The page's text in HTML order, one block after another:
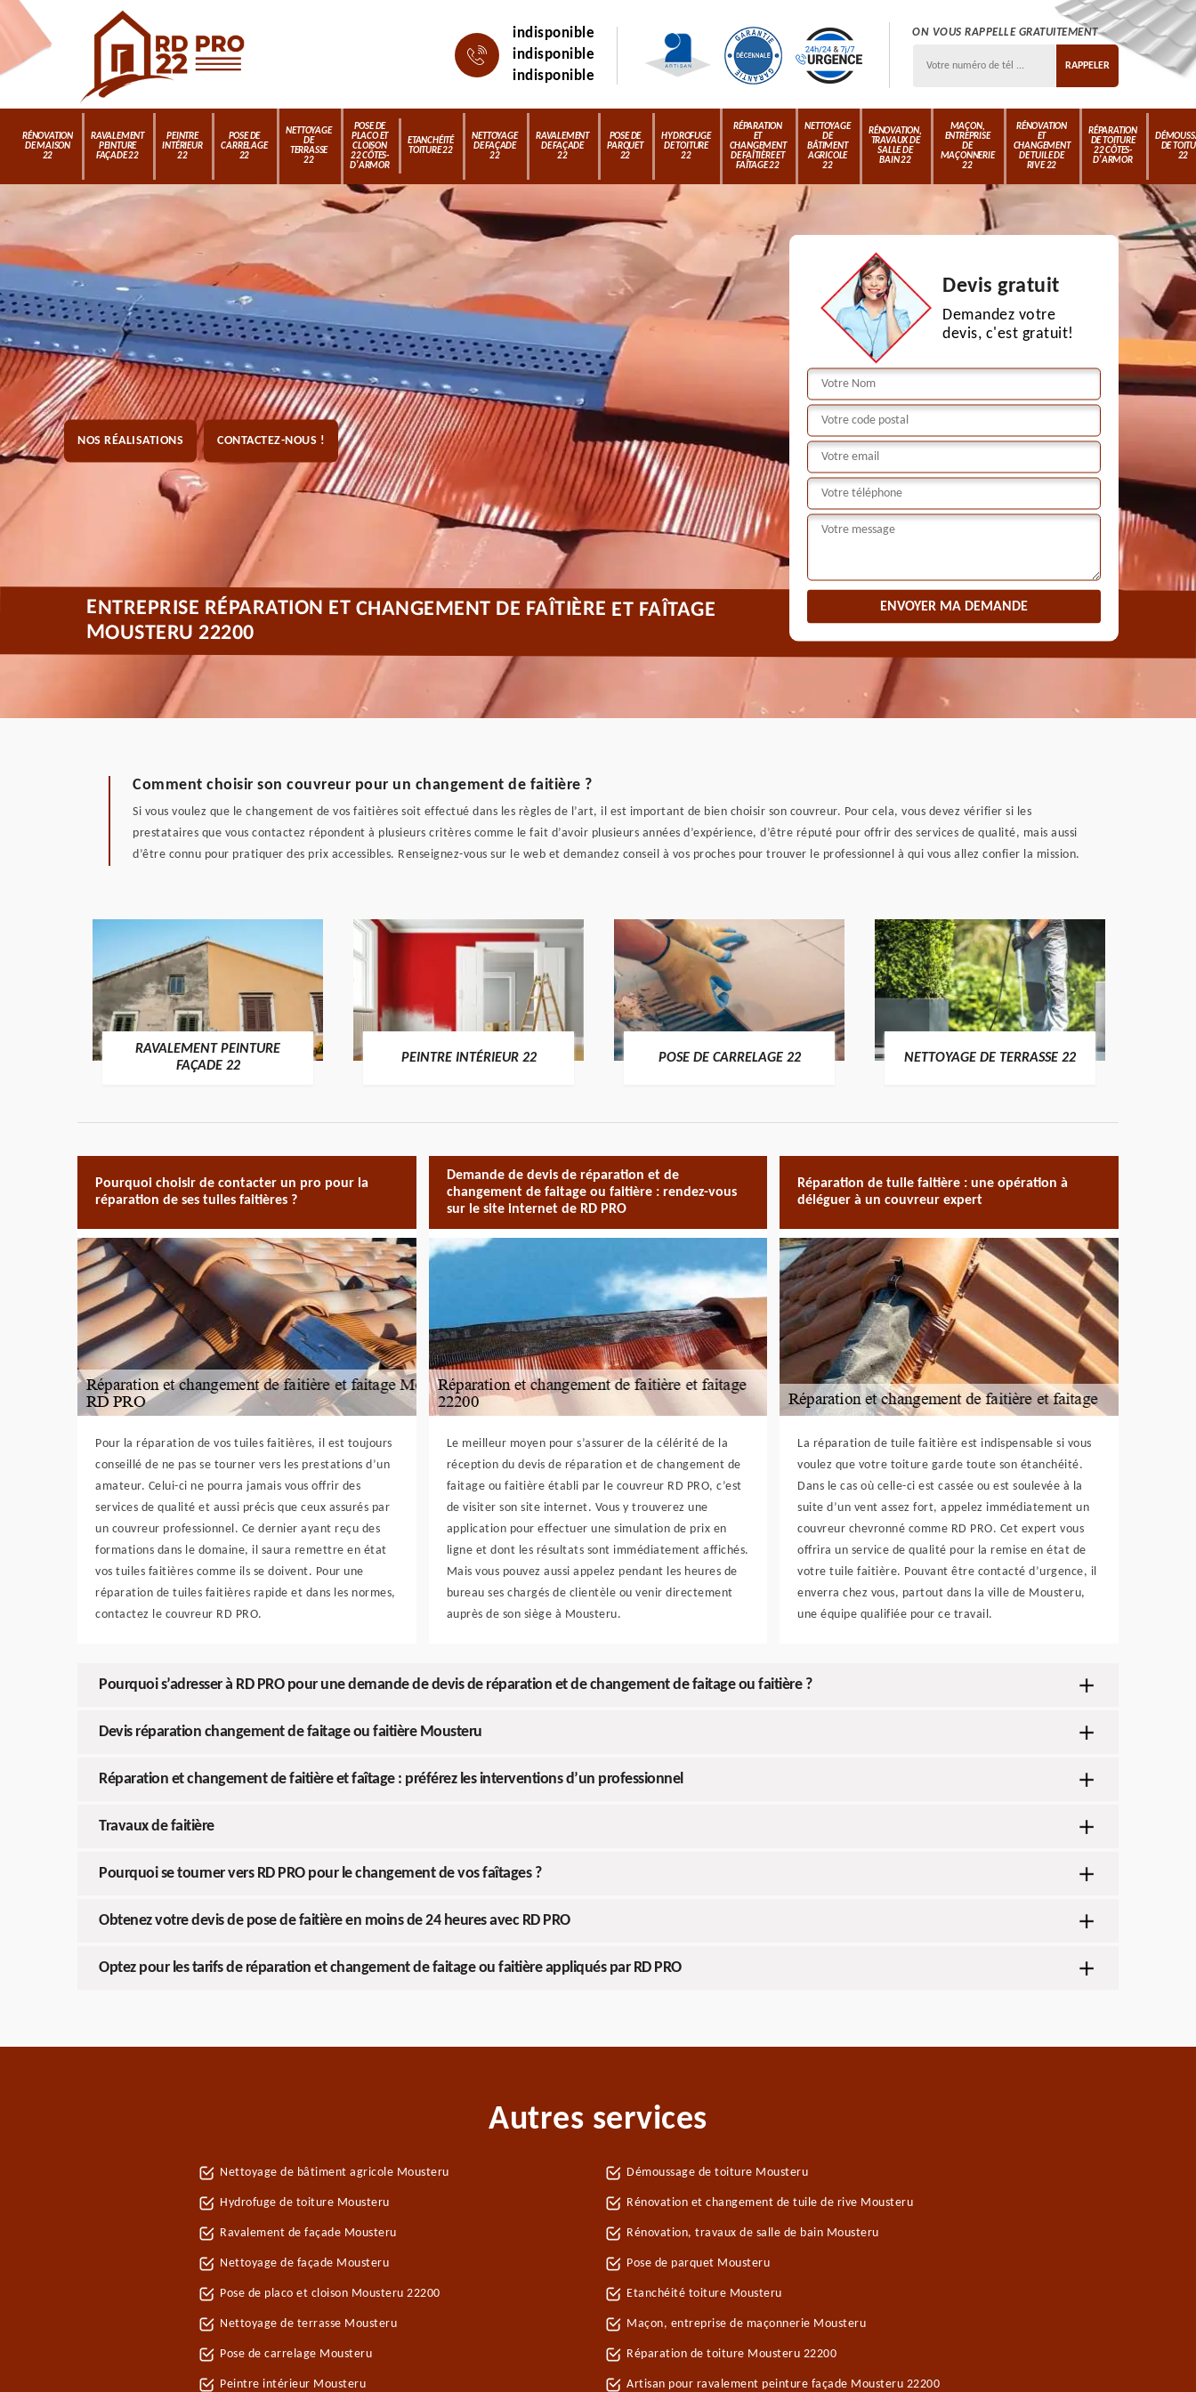
indisponible
indisponible
indisponible
ON VOUS RAPPELLE GRATUITEMENT
RÉNOVATION
DE MAISON
22
RAVALEMENT
PEINTURE
FAÇADE 22
PEINTRE
INTÉRIEUR
22
POSE DE
CARRELAGE
22
NETTOYAGE
DE
TERRASSE
22
POSE DE
PLACO ET
CLOISON
22 CÔTES-
D'ARMOR
ETANCHÉITÉ
TOITURE 22
NETTOYAGE
DE FAÇADE
22
RAVALEMENT
DE FAÇADE
22
POSE DE
PARQUET
22
HYDROFUGE
DE TOITURE
22
RÉPARATION
ET
CHANGEMENT
DE FAÎTIÈRE ET
FAÎTAGE 22
NETTOYAGE
DE
BÂTIMENT
AGRICOLE
22
RÉNOVATION,
TRAVAUX DE
SALLE DE
BAIN 22
MAÇON,
ENTREPRISE
DE
MAÇONNERIE
22
RÉNOVATION
ET
CHANGEMENT
DE TUILE DE
RIVE 22
RÉPARATION
DE TOITURE
22 CÔTES-
D'ARMOR
DE
22
NOS RÉALISATIONS CONTACTEZ-NOUS !
Devis gratuit
Demandez votre
devis, c'est gratuit!
ENTREPRISE RÉPARATION ET CHANGEMENT DE FAÎTIÈRE ET FAÎTAGE
MOUSTERU 22200
Comment choisir son couvreur pour un changement de faitière ?
Si vous voulez que le changement de vos faitières soit effectué dans les règles de l’art, il est important de bien choisir son couvreur. Pour cela, vous devez vérifier si les
prestataires que vous contactez répondent à plusieurs critères comme le fait d’avoir plusieurs années d’expérience, d’être réputé pour offrir des services de qualité, mais aussi
d’être connu pour pratiquer des prix accessibles. Renseignez-vous sur le web et demandez conseil à vos proches pour trouver le professionnel à qui vous allez confier la mission.
RAVALEMENT PEINTURE
FAÇADE 22
PEINTRE INTÉRIEUR 22 POSE DE CARRELAGE 22 NETTOYAGE DE TERRASSE 22
Pourquoi choisir de contacter un pro pour la
réparation de ses tuiles faitières ?
Pour la réparation de vos tuiles faitières, il est toujours
conseillé de ne pas se tourner vers les prestations d’un
amateur. Celui-ci ne pourra jamais vous offrir des
services de qualité et aussi précis que ceux assurés par
un couvreur professionnel. Ce dernier ayant reçu des
formations dans le domaine, il saura remettre en état
vos tuiles faitières comme ils se doivent. Pour une
réparation de tuiles faitières rapide et dans les normes,
contactez le couvreur RD PRO.
Demande de devis de réparation et de
changement de faitage ou faitière : rendez-vous
sur le site internet de RD PRO
Le meilleur moyen pour s’assurer de la célérité de la
réception du devis de réparation et de changement de
faitage ou faitière établi par le couvreur RD PRO, c’est
de visiter son site internet. Vous y trouverez une
application pour effectuer une simulation de prix en
ligne et dont les résultats sont immédiatement affichés.
Mais vous pouvez aussi appelez pendant les heures de
bureau ses chargés de clientèle ou venir directement
auprès de son siège à Mousteru.
Réparation de tuile faitière : une opération à
déléguer à un couvreur expert
La réparation de tuile faitière est indispensable si vous
voulez que votre toiture garde toute son étanchéité.
Dans le cas où celle-ci est cassée ou est soulevée à la
suite d’un vent assez fort, appelez immédiatement un
couvreur chevronné comme RD PRO. Cet expert vous
offrira un service de qualité pour la remise en état de
votre tuile faitière. Pouvant être contacté d’urgence, il
enverra chez vous, partout dans la ville de Mousteru,
une équipe qualifiée pour ce travail.
Pourquoi s’adresser à RD PRO pour une demande de devis de réparation et de changement de faitage ou faitière ?
Devis réparation changement de faitage ou faitière Mousteru
Réparation et changement de faitière et faîtage : préférez les interventions d’un professionnel
Travaux de faitière
Pourquoi se tourner vers RD PRO pour le changement de vos faîtages ?
Obtenez votre devis de pose de faitière en moins de 24 heures avec RD PRO
Optez pour les tarifs de réparation et changement de faitage ou faitière appliqués par RD PRO
Autres services
Nettoyage de bâtiment agricole Mousteru
Hydrofuge de toiture Mousteru
Ravalement de façade Mousteru
Nettoyage de façade Mousteru
Pose de placo et cloison Mousteru 22200
Nettoyage de terrasse Mousteru
Pose de carrelage Mousteru
Peintre intérieur Mousteru
Démoussage de toiture Mousteru
Rénovation et changement de tuile de rive Mousteru
Rénovation, travaux de salle de bain Mousteru
Pose de parquet Mousteru
Etanchéité toiture Mousteru
Maçon, entreprise de maçonnerie Mousteru
Réparation de toiture Mousteru 22200
Artisan pour ravalement peinture façade Mousteru 22200